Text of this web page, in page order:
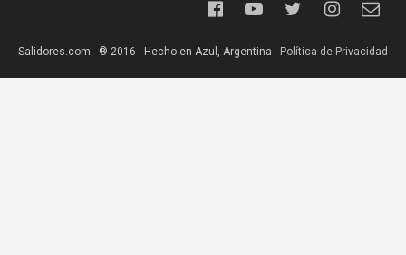
Salidores.com - ® 2016 - Hecho en Azul, Argentina - Política de Privacidad